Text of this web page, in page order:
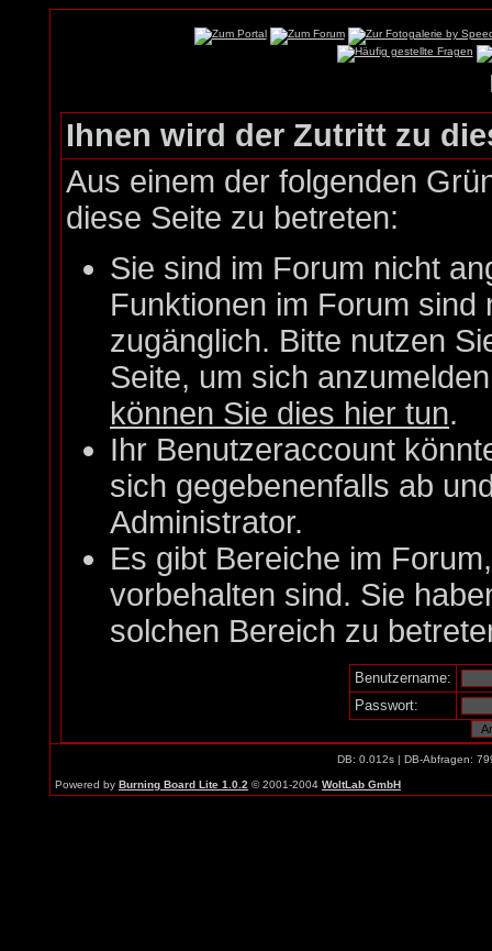
Ihnen wird der Zutritt zu
Aus einem der folgenden
diese Seite zu betreten:
Sie sind im Forum nicht
Funktionen im Forum
zugänglich. Bitte nutzen
Seite, um sich
können Sie dies hier tun.
Ihr Benutzeraccount
sich gegebenenfalls ab
Administrator.
Es gibt Bereiche im
vorbehalten sind. Sie
solchen Bereich zu
Benutzername:
Passwort:
DB: 0.012s | DB-Abfragen:
Powered by Burning Board Lite 1.0.2 © 2001-2004 WoltLab GmbH